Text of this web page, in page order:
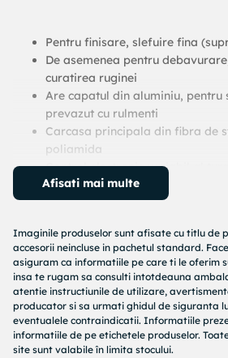
Pentru finisare, slefuire fina
De asemenea pentru
curatirea ruginei
Are capatul din aluminiu, pentru
prevazut cu rulmenti
Carcasa principala din fibra de
poliamida
Control electronic variabil al
Capul se roteste la 60 de grade
Include 2 curele GR 80 si 2 curele
fabricata din polipropilena
Port-banda se roteste cu 60 de
Design compact
Greutate redusa
Benzile sunt usor de schimbat
Trusa de transport tip valiza cu
Afisati mai multe
Imaginile produselor sunt afisate cu titlu de
accesorii neincluse in pachetul standard.
asiguram ca informatiile pe care ti le oferim
insa te rugam sa consulti intotdeauna
atentie instructiunile de utilizare,
producator si sa urmati ghidul de siguranta
eventualele contraindicatii. Informatiile
informatiile de pe etichetele produselor.
site sunt valabile în limita stocului.